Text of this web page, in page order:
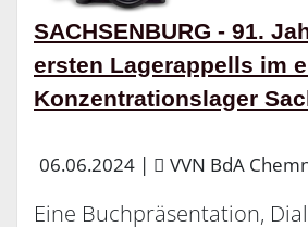
SACHSENBURG - 91.
ersten Lagerappells im
Konzentrationslager
06.06.2024 | VVN BdA
Eine Buchpräsentation,